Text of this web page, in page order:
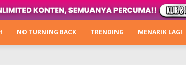
Hijabista
Next Level
NO TURNING BACK TRENDING MENARIK LAGI